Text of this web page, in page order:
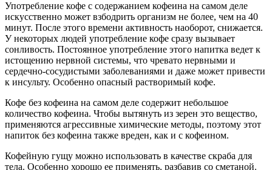
Употребление кофе с содержанием кофеина на самом деле
искусственно может взбодрить организм не более, чем на 40
минут. После этого времени активность наоборот, снижается.
У некоторых людей употребление кофе сразу вызывает
сонливость. Постоянное употребление этого напитка ведет к
истощению нервной системы, что чревато нервными и
сердечно-сосудистыми заболеваниями и даже может привести
к инсульту. Особенно опасный растворимый кофе.
Кофе без кофеина на самом деле содержит небольшое
количество кофеина. Чтобы вытянуть из зерен это вещество,
применяются агрессивные химические методы, поэтому этот
напиток без кофеина также вреден, как и с кофеином.
Кофейную гущу можно использовать в качестве скраба для
тела. Особенно хорошо ее применять, разбавив со сметаной.